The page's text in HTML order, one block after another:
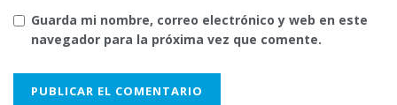
Guarda mi nombre, correo electrónico y web en este
navegador para la próxima vez que comente.